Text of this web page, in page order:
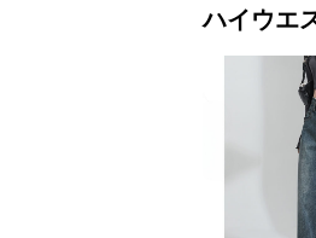
ハイウエ